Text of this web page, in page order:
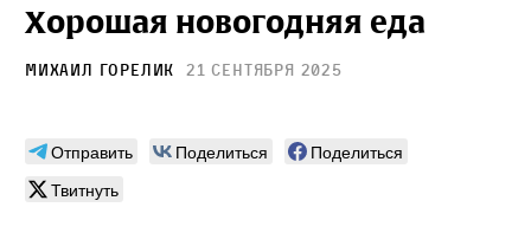
Хорошая новогодняя еда
Михаил Горелик 21 сентября 2025
Отправить Поделиться
Поделиться
Твитнуть